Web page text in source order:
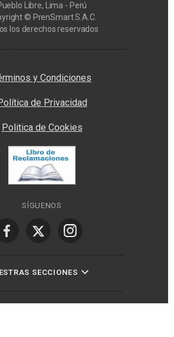
Libre, Lima - Perú
© PrenSmart S.A.C.
los derechos reservados
y Condiciones
de Privacidad
Politica de Cookies
SÍGUENOS
SECCIONES